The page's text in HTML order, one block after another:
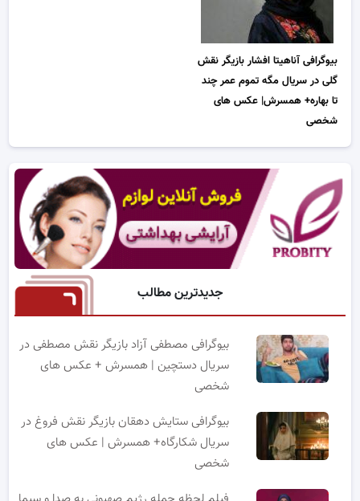
بیوگرافی آناهیتا افشار بازیگر نقش
گلی در سریال مگه تموم عمر چند
تا بهاره+ همسرش| عکس های
شخصی
جدیدترین مطالب
بیوگرافی مصطفی آزاد بازیگر نقش مصطفی در
سریال دستچین | همسرش + عکس های
شخصی
بیوگرافی ستایش دهقان بازیگر نقش فروغ در
سریال شکارگاه+ همسرش | عکس های
شخصی